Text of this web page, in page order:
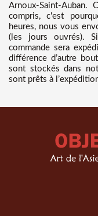
Arnoux-Saint-Auban.
compris, c'est
heures, nous vous
(les jours ouvrés).
commande sera
différence d’autre
sont stockés dans
sont prêts à